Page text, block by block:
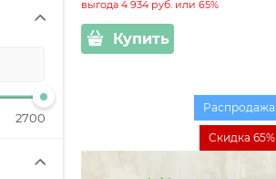
2700
выгода 4 934 руб.или 65%
Купить
Распродажа
Скидка 65%